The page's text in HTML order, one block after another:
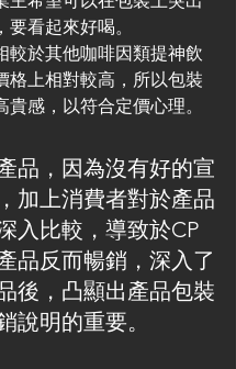
要看起來好喝。
較於其他咖啡因類提神飲
格上相對較高，所以包裝
貴感，以符合定價心理。
品，因為沒有好的宣
加上消費者對於產品
入比較，導致於CP
品反而暢銷，深入了
後，凸顯出產品包裝
說明的重要。